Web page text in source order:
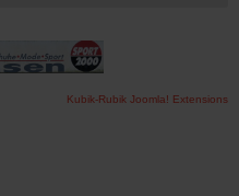
Kubik-Rubik Joomla! Extensions